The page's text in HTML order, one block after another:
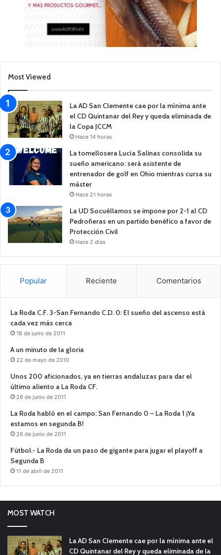
Most Viewed
La AD San Clemente cae por la mínima ante
el CD Quintanar del Rey y queda eliminada de
la Copa JCCM
Hace 14 horas
La tomellosera Lucía Salinas consolida su
sueño americano: será asistente de
entrenador de golf en Ohio mientras cursa su
máster
Hace 21 horas
La UD Socuéllamos se impone por 2-1 al CD
Pedroñeras en un partido benéfico a favor de
Protección Civil
Hace 2 días
Popular Reciente Comentarios
La Roda C.F. 3-San Fernando C.D. 0: El sueño del ascenso está
cada vez más cerca
18 de junio de 2011
A un minuto de la gloria
22 de mayo de 2010
Unos 200 aficionados, ya en tierras andaluzas para dar el
último aliento a La Roda CF.
26 de junio de 2011
La Roda habló en el campo: San Fernando 0 – La Roda 1 ¡Ya
estamos en segunda B!
26 de junio de 2011
Fútbol.- La Roda da un paso de gigante para jugar el playoff a
Segunda B
11 de abril de 2011
MOST WATCH
La AD San Clemente cae por la mínima ante el
CD Quintanar del Rey y queda eliminada de la